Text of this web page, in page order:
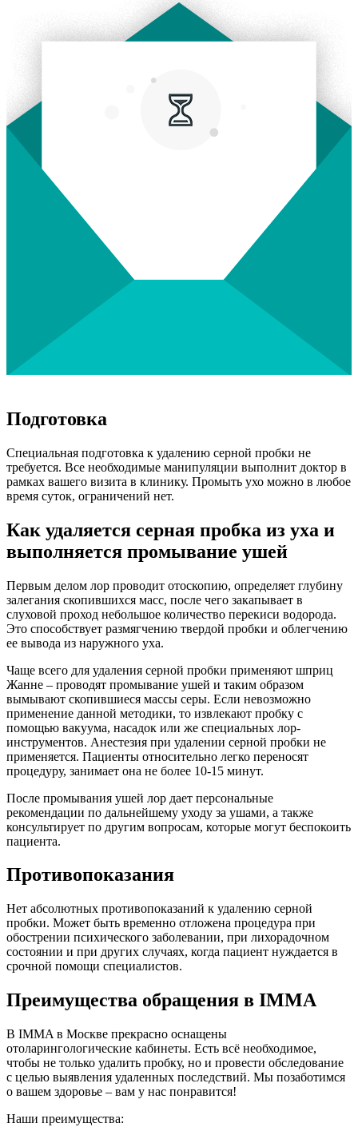
Подготовка
Специальная подготовка к удалению серной пробки не
требуется. Все необходимые манипуляции выполнит доктор в
рамках вашего визита в клинику. Промыть ухо можно в любое
время суток, ограничений нет.
Как удаляется серная пробка из уха и
выполняется промывание ушей
Первым делом лор проводит отоскопию, определяет глубину
залегания скопившихся масс, после чего закапывает в
слуховой проход небольшое количество перекиси водорода.
Это способствует размягчению твердой пробки и облегчению
ее вывода из наружного уха.
Чаще всего для удаления серной пробки применяют шприц
Жанне – проводят промывание ушей и таким образом
вымывают скопившиеся массы серы. Если невозможно
применение данной методики, то извлекают пробку с
помощью вакуума, насадок или же специальных лор-
инструментов. Анестезия при удалении серной пробки не
применяется. Пациенты относительно легко переносят
процедуру, занимает она не более 10-15 минут.
После промывания ушей лор дает персональные
рекомендации по дальнейшему уходу за ушами, а также
консультирует по другим вопросам, которые могут беспокоить
пациента.
Противопоказания
Нет абсолютных противопоказаний к удалению серной
пробки. Может быть временно отложена процедура при
обострении психического заболевании, при лихорадочном
состоянии и при других случаях, когда пациент нуждается в
срочной помощи специалистов.
Преимущества обращения в IMMA
В IMMA в Москве прекрасно оснащены
отоларингологические кабинеты. Есть всё необходимое,
чтобы не только удалить пробку, но и провести обследование
с целью выявления удаленных последствий. Мы позаботимся
о вашем здоровье – вам у нас понравится!
Наши преимущества: